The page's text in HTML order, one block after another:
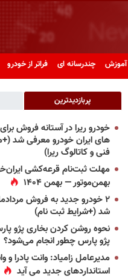
آموزش چندرسانه ای فراتر از خودرو
پربازدیدترین
خودرو ریرا در آستانه فروش
های ایران خودرو معرفی شد
فنی و کاتالوگ ریرا)
مهلت ثبت‌نام قرعه‌کشی
بهمن‌موتور — بهمن ۱۴۰۴
۲ خودرو جدید به فروش
شد (+شرایط ثبت نام)
نحوه روشن کردن بخاری پژو
پژو پارس چطور انجام می‌شود؟
مدیرعامل زامیاد: وانت پادرا و
استانداردهای جدید می آید